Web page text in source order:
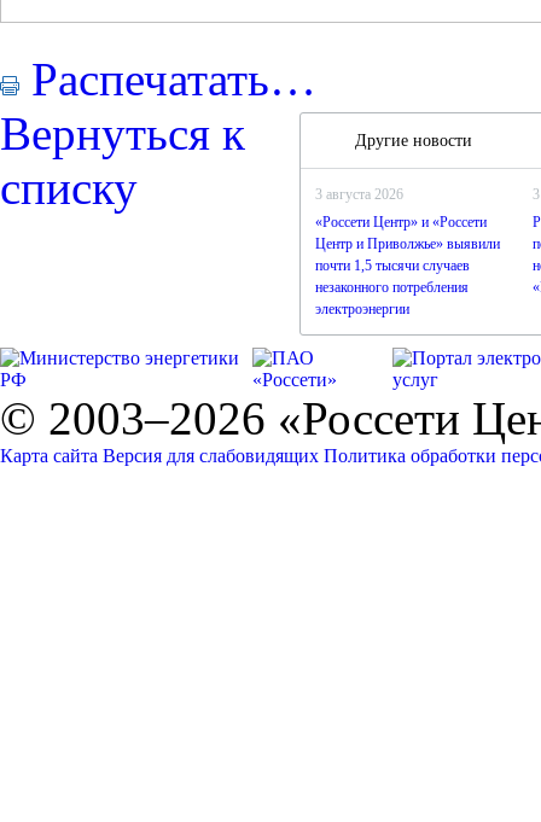
Распечатать…
Другие новости
3 августа 2026
«Россети Центр» и «Россети
Центр и Приволжье» выявили
почти 1,5 тысячи случаев
незаконного потребления
электроэнергии
Вернуться к
списку
© 2003–2026 «Россети
Карта сайта Версия для слабовидящих Политика обработки